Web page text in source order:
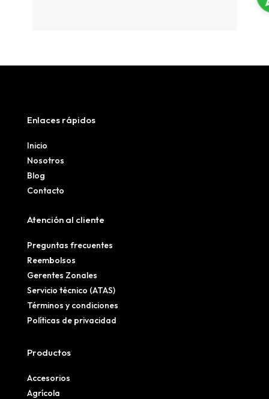
Enlaces rápidos
Inicio
Nosotros
Blog
Contacto
Atención al cliente
Preguntas frecuentes
Reembolsos
Gerentes Zonales
Servicio técnico (ATAS)
Términos y condiciones
Políticas de privacidad
Productos
Accesorios
Agrícola